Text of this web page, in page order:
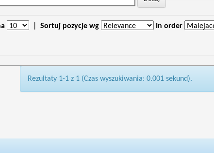
Sortuj pozycje wg In order
Rezultaty 1-1 z 1 (Czas wyszukiwania: 0.001 sekund).